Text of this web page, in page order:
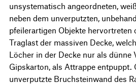
unsystematisch angeordneten,
neben dem unverputzten,
pfeilerartigen Objekte hervortreten
Traglast der massiven Decke,
Löcher in der Decke nur als dünne
Gipskarton, als Attrappe entpuppt.
unverputzte Bruchsteinwand des